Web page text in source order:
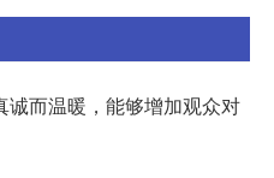
而温暖，能够增加观众对